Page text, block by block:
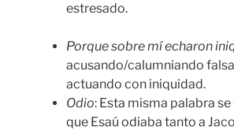
estresado.
Porque sobre mí echaron
acusando/calumniando
actuando con iniquidad.
Odio: Esta misma palabra
que Esaú odiaba tanto a